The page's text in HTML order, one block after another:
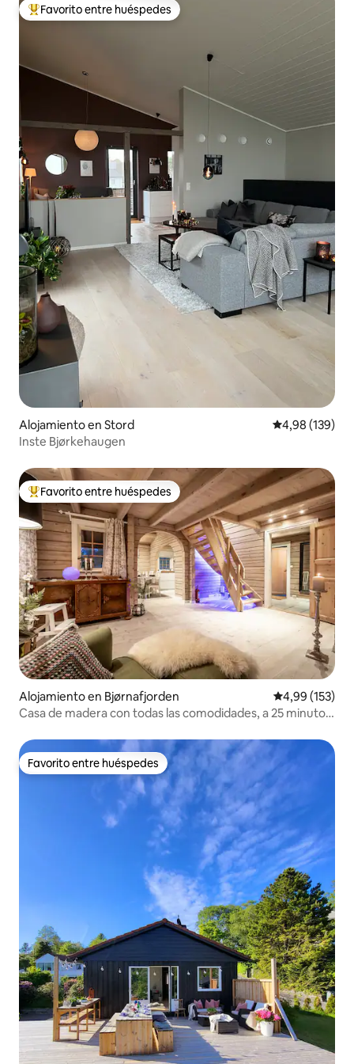
Favorito entre los huéspedes más destacados
Favorito entre huéspedes
Alojamiento en Stord Calificación
4,98 (139)
Inste Bjørkehaugen
Favorito entre los huéspedes más destacados
Favorito entre huéspedes
Alojamiento en Bjørnafjorden Calificación
4,99 (153)
Casa de madera con todas las comodidades, a 25 minutos
Favorito entre huéspedes
Favorito entre huéspedes